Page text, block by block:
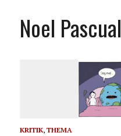
Noel Pascual
KRITIK, THEMA